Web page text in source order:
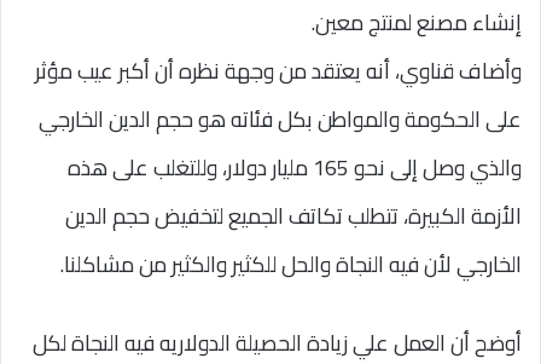
إنشاء مصنع لمنتج معين.
وأضاف قناوي، أنه يعتقد من وجهة نظره أن أكبر عيب مؤثر
على الحكومة والمواطن بكل فئاته هو حجم الدين الخارجي
والذي وصل إلى نحو 165 مليار دولار، وللتغلب على هذه
الأزمة الكبيرة، تتطلب تكاتف الجميع لتخفيض حجم الدين
الخارجي لأن فيه النجاة والحل للكثير والكثير من مشاكلنا.
أوضح أن العمل علي زيادة الحصيلة الدولاريه فيه النجاة لكل